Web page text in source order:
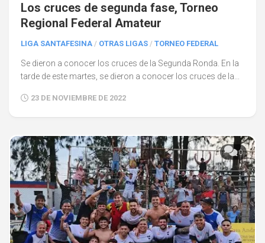
Los cruces de segunda fase, Torneo
Regional Federal Amateur
LIGA SANTAFESINA / OTRAS LIGAS / TORNEO FEDERAL
Se dieron a conocer los cruces de la Segunda Ronda. En la
tarde de este martes, se dieron a conocer los cruces de la...
23 DE NOVIEMBRE DE 2022
0